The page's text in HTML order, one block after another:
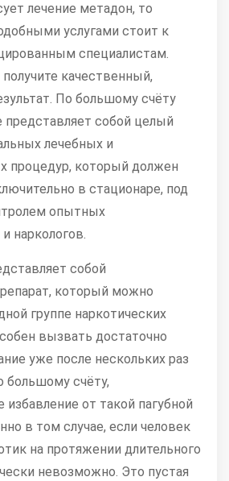
лечение метадон, то
услугами стоит к
специалистам.
качественный,
По большому счёту
представляет собой целый
лечебных и
процедур, который должен
в стационаре, под
опытных
наркологов.
собой
который можно
группе наркотических
вызвать достаточно
уже после нескольких раз
большому счёту,
избавление от такой пагубной
в том случае, если человек
на протяжении длительного
невозможно. Это пустая